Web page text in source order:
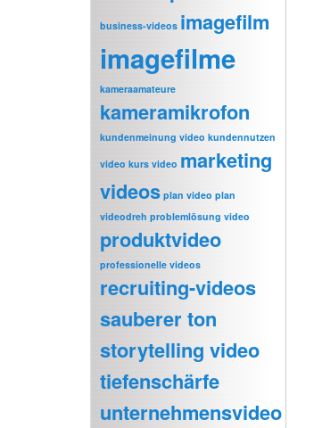
business-videos imagefilm
imagefilme
kameraamateure
kameramikrofon
kundenmeinung video kundennutzen
video kurs video marketing
videos plan video plan
videodreh problemlösung video
produktvideo
professionelle videos
recruiting-videos
sauberer ton
storytelling video
tiefenschärfe
unternehmensvideo